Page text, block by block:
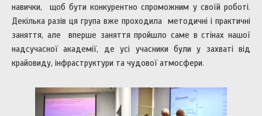
навички, щоб бути конкурентно спроможним у своїй роботі.
Декілька разів ця група вже проходила методичні і практичні
заняття, але вперше заняття пройшло саме в стінах нашої
надсучасної академії, де усі учасники були у захваті від
крайовиду, інфраструктури та чудової атмосфери.